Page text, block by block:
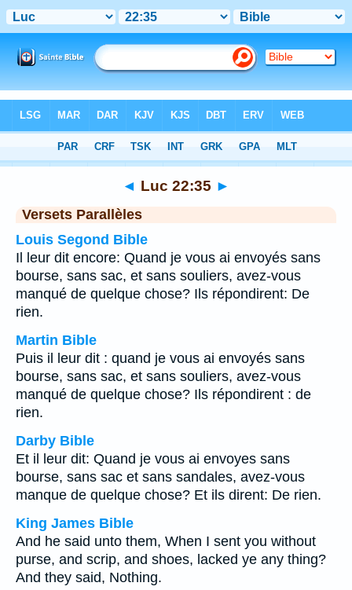
Chapitre 22> Verset 35
◄ Luc 22:35 ►
Versets Parallèles
Louis Segond Bible
Il leur dit encore: Quand je vous ai envoyés sans
bourse, sans sac, et sans souliers, avez-vous
manqué de quelque chose? Ils répondirent: De
rien.
Martin Bible
Puis il leur dit : quand je vous ai envoyés sans
bourse, sans sac, et sans souliers, avez-vous
manqué de quelque chose? Ils répondirent : de
rien.
Darby Bible
Et il leur dit: Quand je vous ai envoyes sans
bourse, sans sac et sans sandales, avez-vous
manque de quelque chose? Et ils dirent: De rien.
King James Bible
And he said unto them, When I sent you without
purse, and scrip, and shoes, lacked ye any thing?
And they said, Nothing.